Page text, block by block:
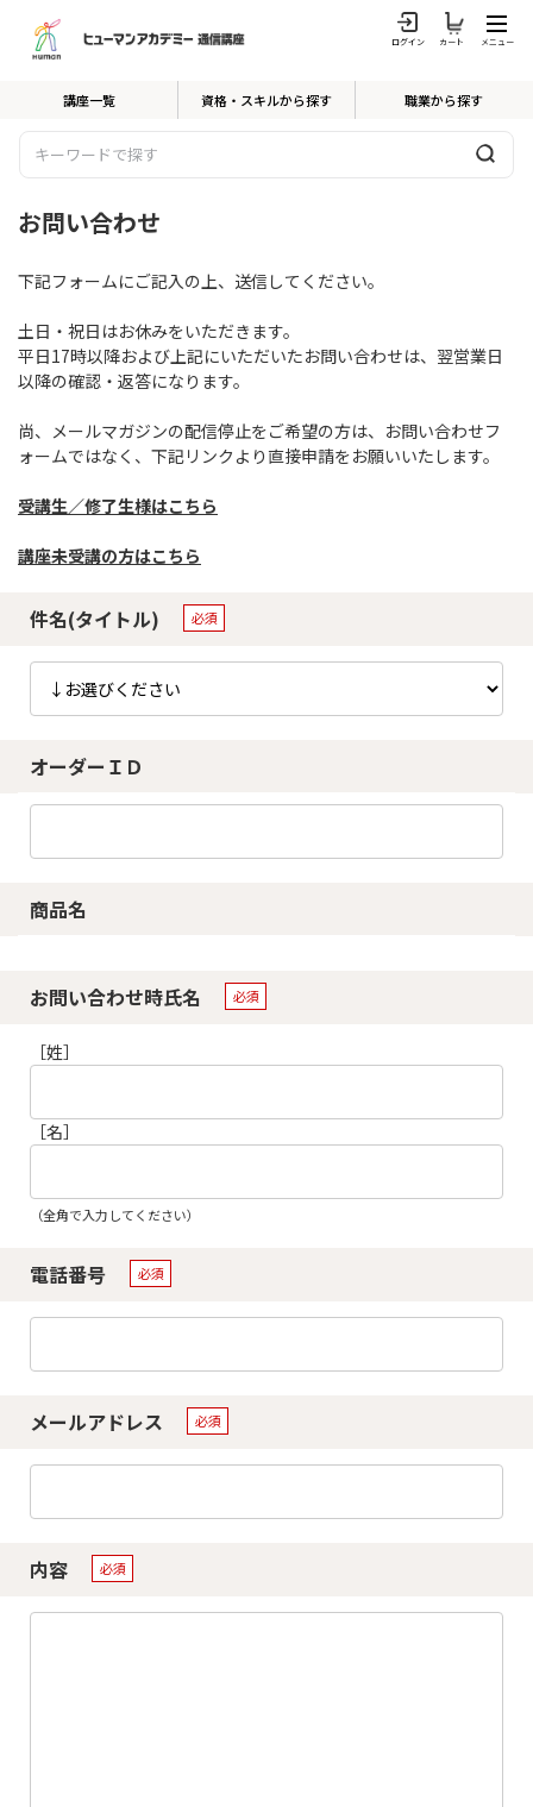
ログイン カート メニュー
講座一覧 資格・スキルから探す 職業から探す
お問い合わせ
下記フォームにご記入の上、送信してください。
土日・祝日 はお休みをいただきます。
平日17時以降および上記にいただいたお問い合わせは、翌営業日
以降の確認・返答になります。
尚、メールマガジンの配信停止をご希望の方は、お問い合わせフ
ォームではなく、下記リンクより直接申請をお願いいたします。
受講生／修了生様はこちら
講座未受講の方はこちら
件名(タイトル)
オーダーＩＤ
商品名
お問い合わせ時氏名
［姓］
［名］
（全角で入力してください）
電話番号
メールアドレス
内容